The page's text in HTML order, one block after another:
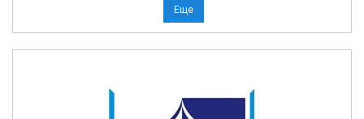
Еще